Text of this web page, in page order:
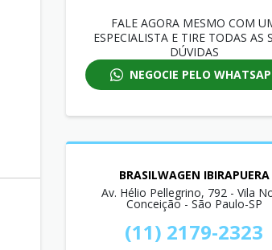
FALE AGORA MESMO COM
ESPECIALISTA E TIRE TODAS AS
DÚVIDAS
NEGOCIE PELO
BRASILWAGEN IBIRAPUERA
Av. Hélio Pellegrino, 792 - Vila
Conceição - São Paulo-SP
(11) 2179-2323